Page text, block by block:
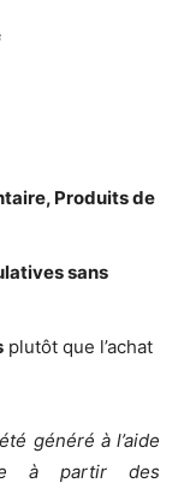
Produits de
sans
plutôt que l’achat
généré à l’aide
à partir des